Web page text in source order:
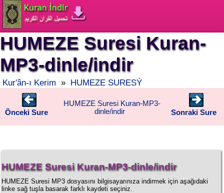
HUMEZE Suresi Kuran-
MP3-dinle/indir
Kur'ân-ı Kerim » HUMEZE SURESÝ
Önceki Sure Sonraki Sure
HUMEZE Suresi Kuran-MP3-
dinle/indir
HUMEZE Suresi Kuran-MP3-dinle/indir
HUMEZE Suresi MP3 dosyasını bilgisayarınıza indirmek için aşağıdaki
linke sağ tuşla basarak farklı kaydeti seçiniz.